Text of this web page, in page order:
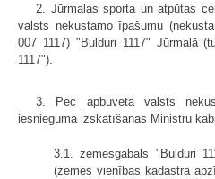
2. Jūrmalas sporta un atpūtas
valsts nekustamo īpašumu
007 1117) "Bulduri 1117" Jūrmalā
1117").
3. Pēc apbūvēta valsts
iesnieguma izskatīšanas Ministru
3.1. zemesgabals "Bulduri
(zemes vienības kadastra